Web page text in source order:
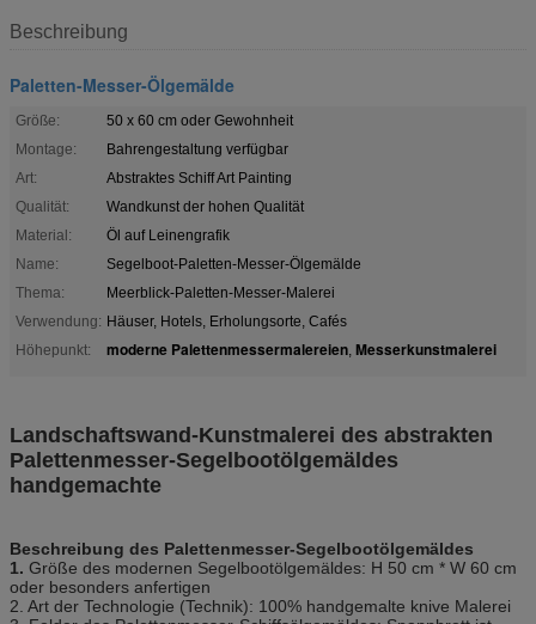
Beschreibung
Paletten-Messer-Ölgemälde
Größe:
50 x 60 cm oder Gewohnheit
Montage:
Bahrengestaltung verfügbar
Art:
Abstraktes Schiff Art Painting
Qualität:
Wandkunst der hohen Qualität
Material:
Öl auf Leinengrafik
Name:
Segelboot-Paletten-Messer-Ölgemälde
Thema:
Meerblick-Paletten-Messer-Malerei
Verwendung: Häuser, Hotels, Erholungsorte, Cafés
Höhepunkt:
moderne Palettenmessermalereien, Messerkunstmalerei
Landschaftswand-Kunstmalerei des abstrakten
Palettenmesser-Segelbootölgemäldes
handgemachte
Beschreibung des Palettenmesser-Segelbootölgemäldes
1. Größe des modernen Segelbootölgemäldes: H 50 cm * W 60 cm
oder besonders anfertigen
2. Art der Technologie (Technik): 100% handgemalte knive Malerei